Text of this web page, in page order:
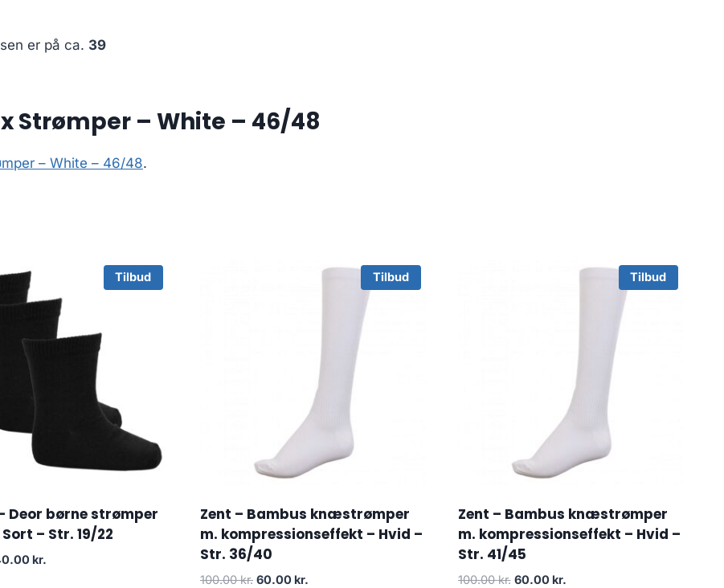
er på ca. 39
Strømper – White – 46/48
– White – 46/48.
Tilbud
Deor børne strømper
– Str. 19/22
kr.Current
Tilbud
Zent – Bambus knæstrømper
m. kompressionseffekt – Hvid –
Str. 36/40
100.00kr. Original
60.00 kr.
Tilbud
Zent – Bambus knæstrømper
m. kompressionseffekt – Hvid –
Str. 41/45
100.00kr. Original
60.00 kr.Current